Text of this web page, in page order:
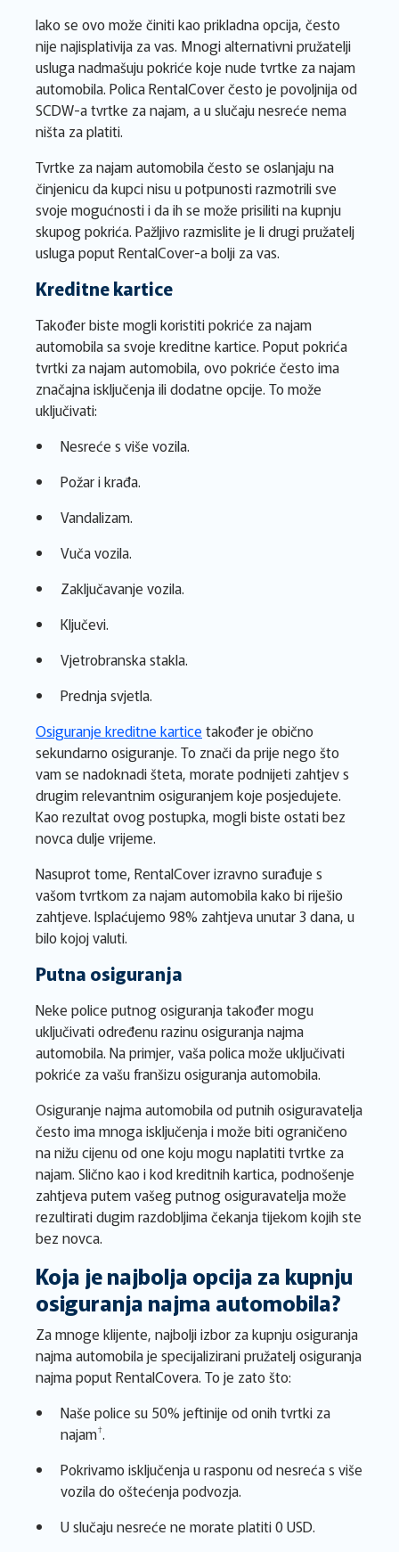
Iako se ovo može činiti kao prikladna opcija, često
nije najisplativija za vas. Mnogi alternativni pružatelji
usluga nadmašuju pokriće koje nude tvrtke za najam
automobila. Polica RentalCover često je povoljnija od
SCDW-a tvrtke za najam, a u slučaju nesreće nema
ništa za platiti.
Tvrtke za najam automobila često se oslanjaju na
činjenicu da kupci nisu u potpunosti razmotrili sve
svoje mogućnosti i da ih se može prisiliti na kupnju
skupog pokrića. Pažljivo razmislite je li drugi pružatelj
usluga poput RentalCover-a bolji za vas.
Kreditne kartice
Također biste mogli koristiti pokriće za najam
automobila sa svoje kreditne kartice. Poput pokrića
tvrtki za najam automobila, ovo pokriće često ima
značajna isključenja ili dodatne opcije. To može
uključivati:
Nesreće s više vozila.
Požar i krađa.
Vandalizam.
Vuča vozila.
Zaključavanje vozila.
Ključevi.
Vjetrobranska stakla.
Prednja svjetla.
Osiguranje kreditne kartice također je obično
sekundarno osiguranje. To znači da prije nego što
vam se nadoknadi šteta, morate podnijeti zahtjev s
drugim relevantnim osiguranjem koje posjedujete.
Kao rezultat ovog postupka, mogli biste ostati bez
novca dulje vrijeme.
Nasuprot tome, RentalCover izravno surađuje s
vašom tvrtkom za najam automobila kako bi riješio
zahtjeve. Isplaćujemo 98% zahtjeva unutar 3 dana, u
bilo kojoj valuti.
Putna osiguranja
Neke police putnog osiguranja također mogu
uključivati određenu razinu osiguranja najma
automobila. Na primjer, vaša polica može uključivati
pokriće za vašu franšizu osiguranja automobila.
Osiguranje najma automobila od putnih osiguravatelja
često ima mnoga isključenja i može biti ograničeno
na nižu cijenu od one koju mogu naplatiti tvrtke za
najam. Slično kao i kod kreditnih kartica, podnošenje
zahtjeva putem vašeg putnog osiguravatelja može
rezultirati dugim razdobljima čekanja tijekom kojih ste
bez novca.
Koja je najbolja opcija za kupnju
osiguranja najma automobila?
Za mnoge klijente, najbolji izbor za kupnju osiguranja
najma automobila je specijalizirani pružatelj osiguranja
najma poput RentalCovera. To je zato što:
Naše police su 50% jeftinije od onih tvrtki za
najam†.
Pokrivamo isključenja u rasponu od nesreća s više
vozila do oštećenja podvozja.
U slučaju nesreće ne morate platiti 0 USD.